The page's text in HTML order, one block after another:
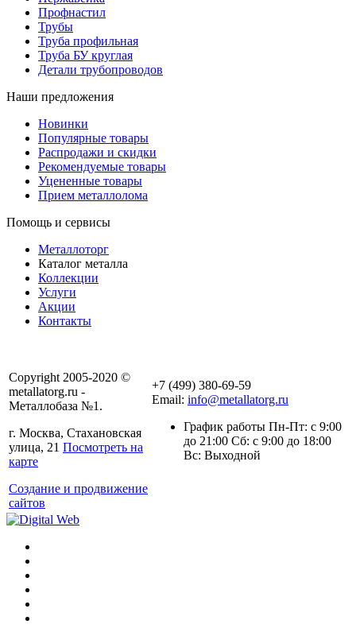
Профнастил
Трубы
Труба профильная
Труба БУ круглая
Детали трубопроводов
Наши предложения
Новинки
Популярные товары
Распродажи и скидки
Рекомендуемые товары
Уцененные товары
Прием металлолома
Помощь и сервисы
Металлоторг
Каталог металла
Коллекции
Услуги
Акции
Контакты
Copyright 2005-2020 ©
metallatorg.ru -
Металлобаза №1.
г. Москва, Стахановская
улица, 21 Посмотреть на
карте
Создание и продвижение
сайтов
+7 (499) 380-69-59
Email: info@metallatorg.ru
График работы Пн-Пт: с 9:00
до 21:00 Сб: с 9:00 до 18:00
Вс: Выходной